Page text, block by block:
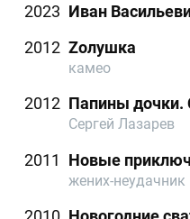
2023 Иван
2012 Zолушка
камео
2012 Папины дочки.
Сергей Лазарев
2011 Новые
жених-неудачник